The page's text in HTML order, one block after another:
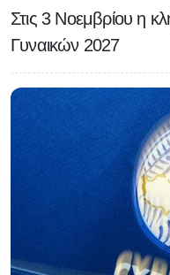
Στις 3 Νοεμβρίου η
Γυναικών 2027